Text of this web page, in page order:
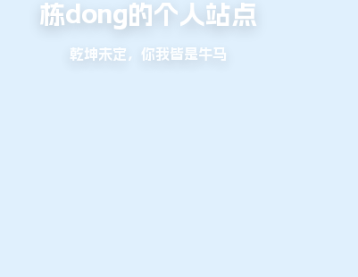
栋dong的个人站点
乾坤未定，你我皆是牛马